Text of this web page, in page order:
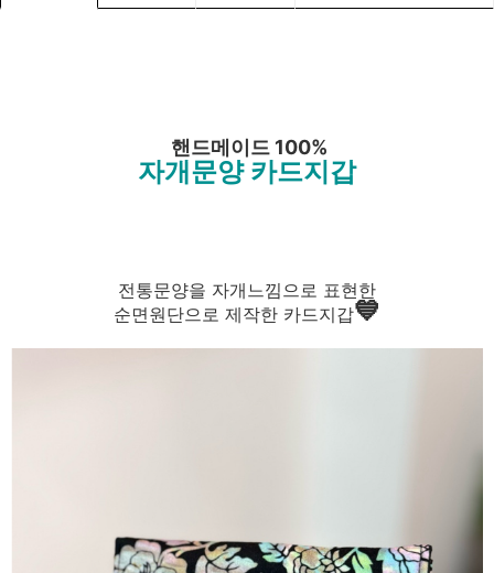
핸드메이드 100%
자개문양 카드지갑
전통문양을 자개느낌으로 표현한
순면원단으로 제작한 카드지갑💙